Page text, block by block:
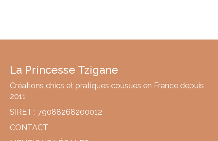
A propos
Actualités
La Princesse Tzigane
Créations chics et pratiques cousues en France depuis
2011
SIRET : 79088268200012
CONTACT